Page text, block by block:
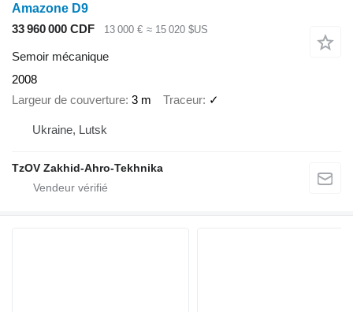
Amazone D9
33 960 000 CDF
13 000 € ≈ 15 020 $US
Semoir mécanique
2008
Largeur de couverture 3 m Traceur ✓
Ukraine, Lutsk
TzOV Zakhid-Ahro-Tekhnika